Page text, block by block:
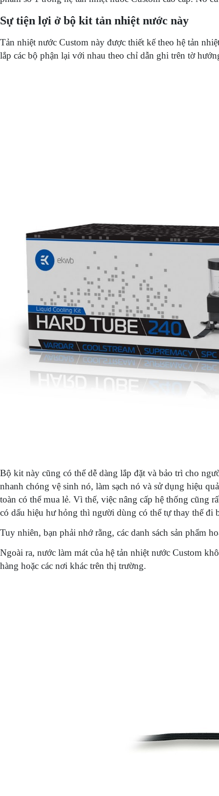
Sự tiện lợi ở bộ kit tản nhiệt nước này
Tản nhiệt nước Custom này được thiết kế theo hệ tản
lắp các bộ phận lại với nhau theo chỉ dẫn ghi trên tờ
Bộ kit này cũng có thể dễ dàng lắp đặt và bảo trì cho
nhanh chóng vệ sinh nó, làm sạch nó và sử dụng hiệu
toàn có thể mua lẻ. Vì thế, việc nâng cấp hệ thống cũng
có dấu hiệu hư hỏng thì người dùng có thể tự thay thế đi
Tuy nhiên, bạn phải nhớ rằng, các danh sách sản phẩm
Ngoài ra, nước làm mát của hệ tản nhiệt nước Custom
hàng hoặc các nơi khác trên thị trường.